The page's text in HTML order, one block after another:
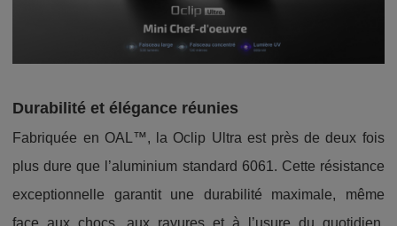
Durabilité et élégance réunies
Fabriquée en OAL™, la Oclip Ultra est près de deux fois
plus dure que l’aluminium standard 6061. Cette résistance
exceptionnelle garantit une durabilité maximale, même